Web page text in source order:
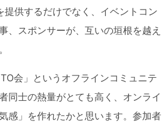
供するだけでなく、イベントコン
、スポンサーが、互いの垣根を越え
会」というオフラインコミュニテ
同士の熱量がとても高く、オンライ
感」を作れたかと思います。参加者